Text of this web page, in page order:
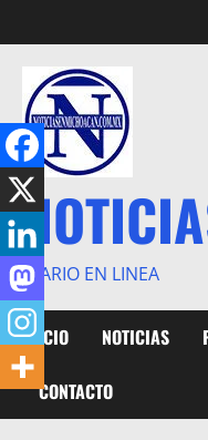
al
contenido
DIARIO EN LINEA
INICIO NOTICIAS
CONTACTO